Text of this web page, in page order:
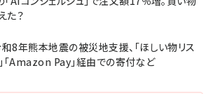
た？
8年熊本地震の被災地支援、「ほしい物リス
」「Amazon Pay」経由での寄付など